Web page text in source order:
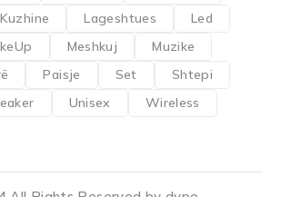
Kuzhine Lageshtues
Led
Meshkuj
Muzike
Paisje Set
Shtepi
Unisex Wireless